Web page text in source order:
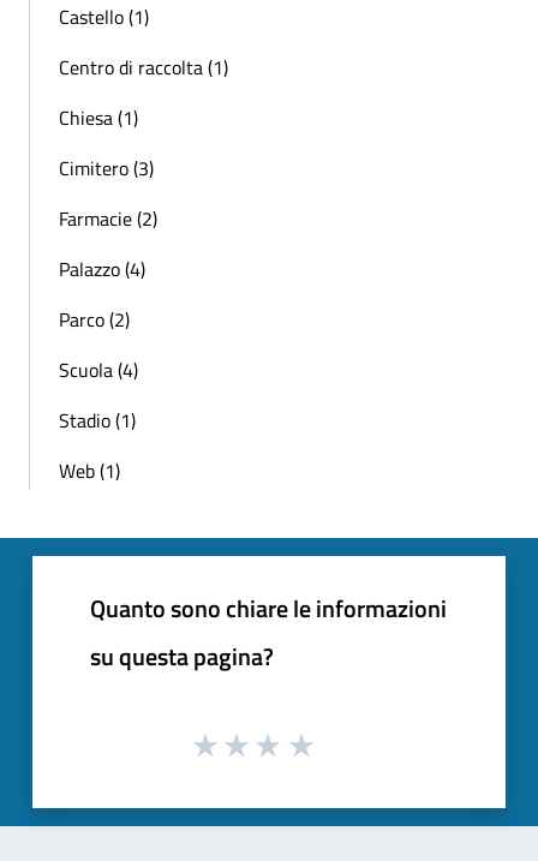
Castello (1)
Centro di raccolta (1)
Chiesa (1)
Cimitero (3)
Farmacie (2)
Palazzo (4)
Parco (2)
Scuola (4)
Stadio (1)
Web (1)
Quanto sono chiare le informazioni
su questa pagina?